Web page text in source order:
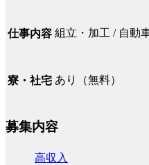
仕事内容 組立・加工 / 自動
寮・社宅 あり（無料）
募集内容
高収入